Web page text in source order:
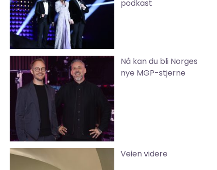
podkast
Nå kan du bli Norges
nye MGP-stjerne
Veien videre